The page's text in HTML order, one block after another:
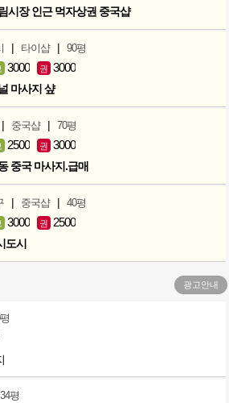
시장 인근 먹자상권 중국샵
| 타이샵 | 90평
3000 권 3000
마사지 샾
| 중국샵 | 70평
2500 권 3000
중국 마사지.급매
| 중국샵 | 40평
3000 권 2500
도시
광고안내
34평